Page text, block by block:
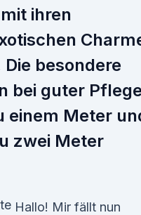
ihren
besondere
bei guter Pflege
einem Meter
zwei Meter
Hallo! Mir fällt nun